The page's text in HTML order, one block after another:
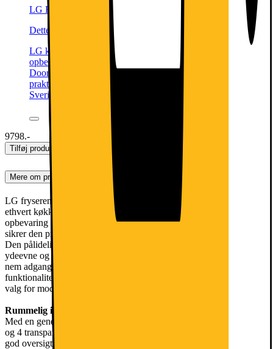
LG Køleskab GLT51PZGSZ (rustfrit stål)
Dette produkt er blevet bedømt til 4.6 ud af 5 stjerner.
57
LG køleskab GLT51PZGSZ med stor 386 l kapacitet og
opbevarer let ugens indkøb for selv større familier. Med
DoorCooling og den lineære inverterkompressor sikrer
praktisk opbevaring af mad. *Godt køb i Råd & Rön i
Sverige, januar 2023
9798.-
Tilføj produkter til kurven
Mere om produktet
LG fryseren GFT41PZGSZ er et elegant og effektivt supplement til
ethvert køkken med en rummelig kapacitet på 324 liter til
opbevaring af alle dine frostvarer. Med avanceret NoFrost-teknologi
sikrer den problemfri vedligeholdelse ved at forhindre isdannelse.
Den pålidelige Linear inverter-kompressor garanterer optimal
ydeevne og energieffektivitet, mens det letbetjente håndtag giver
nem adgang til dine opbevarede varer. Denne fryser kombinerer
funktionalitet med et stilrent design, hvilket gør den til et praktisk
valg for moderne husholdninger.
Rummelig indretning
Med en generøs kapacitet på 324 liter omfatter denne fryser 6 hylder
og 4 transparente skuffer, der muliggør organiseret opbevaring og
god oversigt over dine frostvarer.